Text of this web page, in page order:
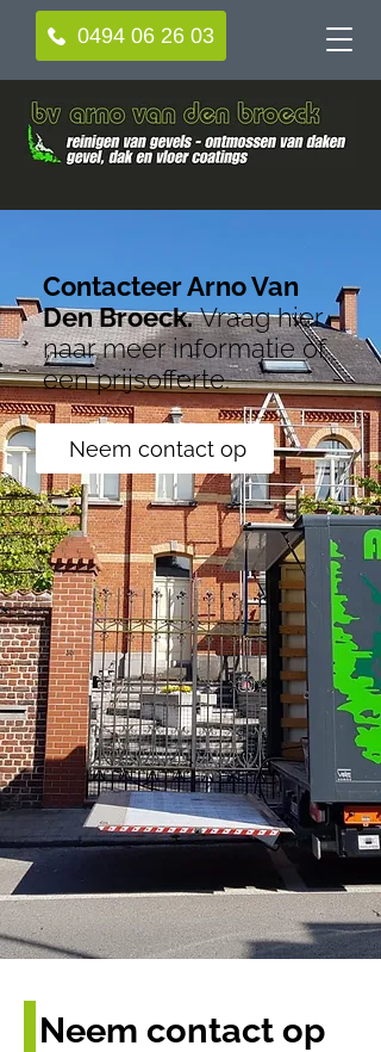
0494 06 26 03
Contacteer Arno Van
Den Broeck.Vraag hier
naar meer informatie of
een prijsofferte.
Neem contact op
Neem contact op